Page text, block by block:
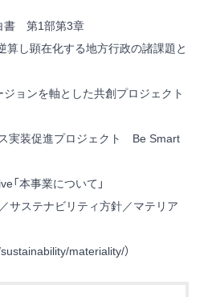
書 第1部第3章
算し顕在化する地方行政の諸課題と
ジョンを軸とした共創プロジェクト
実装促進プロジェクト Be Smart
「本事業について」
サステナビリティ方針／マテリア
materiality/）